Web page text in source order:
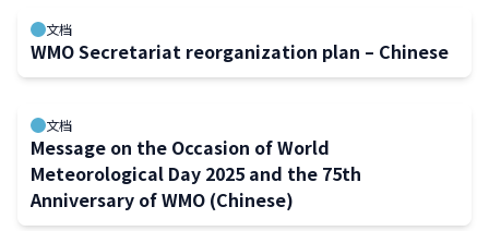
文档
WMO Secretariat reorganization plan – Chinese
文档
Message on the Occasion of World
Meteorological Day 2025 and the 75th
Anniversary of WMO (Chinese)